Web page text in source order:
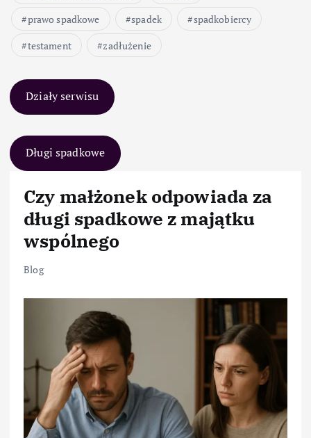
prawo spadkowe
spadek
spadkobiercy
testament
zadłużenie
Działy serwisu
Długi spadkowe
Czy małżonek odpowiada za
długi spadkowe z majątku
wspólnego
Blog